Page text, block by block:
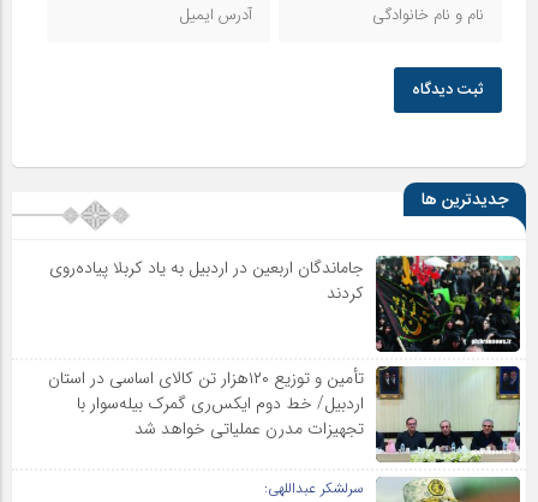
ثبت دیدگاه
جدیدترین ها
جاماندگان اربعین در اردبیل به یاد کربلا پیاده‌روی
کردند
تأمین و توزیع ۱۲۰هزار تن کالای اساسی در استان
اردبیل/ خط دوم ایکس‌ری گمرک بیله‌سوار با
تجهیزات مدرن عملیاتی خواهد شد
سرلشکر عبداللهی: